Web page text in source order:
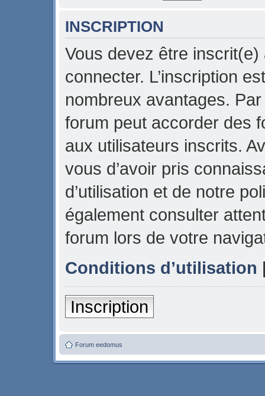
INSCRIPTION
Vous devez être
connecter. L’inscription
nombreux avantages.
forum peut accorder des
aux utilisateurs inscrits.
vous d’avoir pris
d’utilisation et de notre
également consulter
forum lors de votre
Conditions d’utilisation
Inscription
Forum eedomus